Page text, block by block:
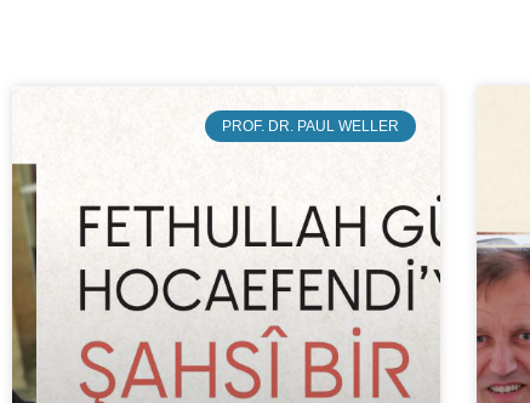
PROF. DR. PAUL WELLER